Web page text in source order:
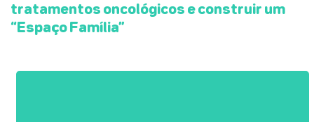
tratamentos oncológicos e construir um
“Espaço Família”